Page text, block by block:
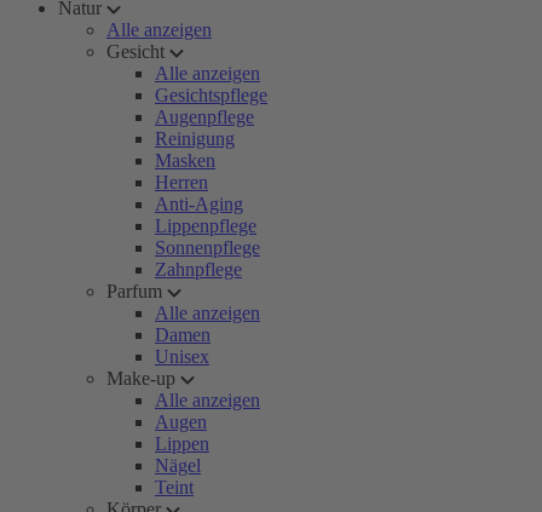
Natur
Alle anzeigen
Gesicht
Alle anzeigen
Gesichtspflege
Augenpflege
Reinigung
Masken
Herren
Anti-Aging
Lippenpflege
Sonnenpflege
Zahnpflege
Parfum
Alle anzeigen
Damen
Unisex
Make-up
Alle anzeigen
Augen
Lippen
Nägel
Teint